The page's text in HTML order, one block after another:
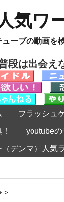
気ワ
ーブの動画を
段は出会
フラッシュ
youtubeの
デンマ）人気
>